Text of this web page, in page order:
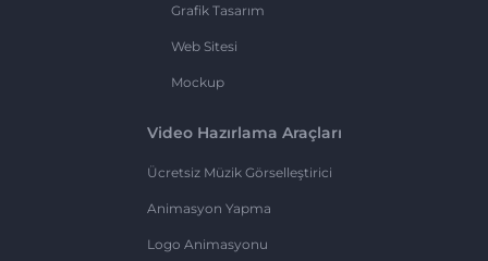
Grafik Tasarım
Web Sitesi
Mockup
Video Hazırlama Araçları
Ücretsiz Müzik Görselleştirici
Animasyon Yapma
Logo Animasyonu